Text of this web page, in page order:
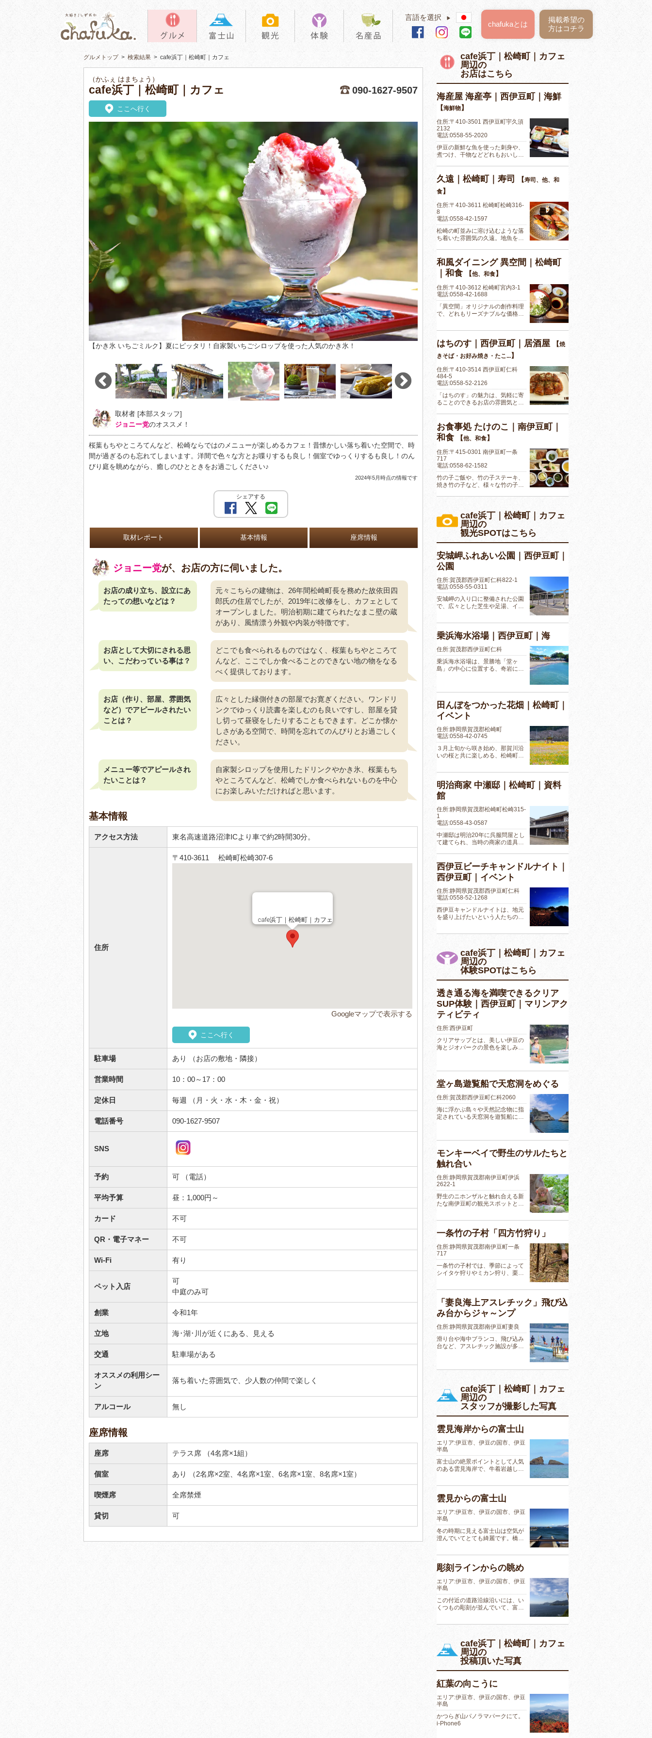
言語を選択 ▶
掲載希望の
方はコチラ
chafukaとは
グルメトップ> 検索結果 > cafe浜丁｜松崎町｜カフェ
（かふぇ はまちょう）
cafe浜丁｜松崎町｜カフェ 090-1627-9507
ここへ行く
【かき氷 いちごミルク】夏にピッタリ！自家製いちごシロップを使った人気のかき氷！
取材者 [本部スタッフ]
ジョニー党のオススメ！
桜葉もちやところてんなど、松崎ならではのメニューが楽しめるカフェ！昔懐かしい落ち着いた空間で、時
間が過ぎるのも忘れてしまいます。洋間で色々な方とお喋りするも良し！個室でゆっくりするも良し！のん
びり庭を眺めながら、癒しのひとときをお過ごしください♪
2024年5月時点の情報です
シェアする
取材レポート 基本情報 座席情報
ジョニー党が、お店の方に伺いました。
お店の成り立ち、設立にあ
たっての想いなどは？
元々こちらの建物は、26年間松崎町長を務めた故依田四
郎氏の住居でしたが、2019年に改修をし、カフェとして
オープンしました。明治初期に建てられたなまこ壁の蔵
があり、風情漂う外観や内装が特徴です。
お店として大切にされる思
い、こだわっている事は？
どこでも食べられるものではなく、桜葉もちやところて
んなど、ここでしか食べることのできない地の物をなる
べく提供しております。
お店（作り、部屋、雰囲気
など）でアピールされたい
ことは？
広々とした縁側付きの部屋でお寛ぎください。ワンドリ
ンクでゆっくり読書を楽しむのも良いですし、部屋を貸
し切って昼寝をしたりすることもできます。どこか懐か
しさがある空間で、時間を忘れてのんびりとお過ごしく
ださい。
メニュー等でアピールされ
たいことは？
自家製シロップを使用したドリンクやかき氷、桜葉もち
やところてんなど、松崎でしか食べられないものを中心
にお楽しみいただければと思います。
基本情報
アクセス方法 東名高速道路沼津ICより車で約2時間30分。
住所
〒410-3611 松崎町松崎307-6
cafe浜丁｜松崎町｜カフェ
Googleマップで表示する
ここへ行く
駐車場 あり （お店の敷地・隣接）
営業時間 10：00～17：00
定休日 毎週 （月・火・水・木・金・祝）
電話番号 090-1627-9507
SNS
予約 可 （電話）
平均予算 昼：1,000円～
カード 不可
QR・電子マネー 不可
Wi-Fi 有り
ペット入店
可
中庭のみ可
創業 令和1年
立地 海･湖･川が近くにある、見える
交通 駐車場がある
オススメの利用シー
ン
落ち着いた雰囲気で、少人数の仲間で楽しく
アルコール 無し
座席情報
座席 テラス席 （4名席×1組）
個室 あり （2名席×2室、4名席×1室、6名席×1室、8名席×1室）
喫煙席 全席禁煙
貸切 可
cafe浜丁｜松崎町｜カフェ
周辺の
お店はこちら
海産屋 海産亭｜西伊豆町｜海鮮
【海鮮物】
住所:〒410-3501 西伊豆町宇久須
2132
電話:0558-55-2020
伊豆の新鮮な魚を使った刺身や、
煮つけ、干物などどれもおいし…
久遠｜松崎町｜寿司 【寿司、他、和
食】
住所:〒410-3611 松崎町松崎316-
8
電話:0558-42-1597
松崎の町並みに溶け込むような落
ち着いた雰囲気の久遠。地魚を…
和風ダイニング 異空間｜松崎町
｜和食
【他、和食】
住所:〒410-3612 松崎町宮内3-1
電話:0558-42-1688
「異空間」オリジナルの創作料理
で、どれもリーズナブルな価格…
はちのす｜西伊豆町｜居酒屋 【焼
きそば・お好み焼き・たこ...】
住所:〒410-3514 西伊豆町仁科
484-5
電話:0558-52-2126
「はちのす」の魅力は、気軽に寄
ることのできるお店の雰囲気と…
お食事処 たけのこ｜南伊豆町｜
和食
【他、和食】
住所:〒415-0301 南伊豆町一条
717
電話:0558-62-1582
竹の子ご飯や、竹の子ステーキ、
焼き竹の子など、様々な竹の子…
cafe浜丁｜松崎町｜カフェ
周辺の
観光SPOTはこちら
安城岬ふれあい公園｜西伊豆町｜
公園
住所:賀茂郡西伊豆町仁科822-1
電話:0558-55-0311
安城岬の入り口に整備された公園
で、広々とした芝生や足湯、イ…
乗浜海水浴場｜西伊豆町｜海
住所:賀茂郡西伊豆町仁科
乗浜海水浴場は、景勝地「堂ヶ
島」の中心に位置する、奇岩に…
田んぼをつかった花畑｜松崎町｜
イベント
住所:静岡県賀茂郡松崎町
電話:0558-42-0745
３月上旬から咲き始め、那賀川沿
いの桜と共に楽しめる、松崎町…
明治商家 中瀬邸｜松崎町｜資料
館
住所:静岡県賀茂郡松崎町松崎315-
1
電話:0558-43-0587
中瀬邸は明治20年に呉服問屋とし
て建てられ、当時の商家の道具…
西伊豆ビーチキャンドルナイト｜
西伊豆町｜イベント
住所:静岡県賀茂郡西伊豆町仁科
電話:0558-52-1268
西伊豆キャンドルナイトは、地元
を盛り上げたいという人たちの…
cafe浜丁｜松崎町｜カフェ
周辺の
体験SPOTはこちら
透き通る海を満喫できるクリア
SUP体験｜西伊豆町｜マリンアク
ティビティ
住所:西伊豆町
クリアサップとは、美しい伊豆の
海とジオパークの景色を楽しみ…
堂ヶ島遊覧船で天窓洞をめぐる
住所:賀茂郡西伊豆町仁科2060
海に浮かぶ島々や天然記念物に指
定されている天窓洞を遊覧船に…
モンキーベイで野生のサルたちと
触れ合い
住所:静岡県賀茂郡南伊豆町伊浜
2622-1
野生のニホンザルと触れ合える新
たな南伊豆町の観光スポットと…
一条竹の子村「四方竹狩り」
住所:静岡県賀茂郡南伊豆町一条
717
一条竹の子村では、季節によって
シイタケ狩りやミカン狩り、栗…
「妻良海上アスレチック」飛び込
み台からジャ～ンプ
住所:静岡県賀茂郡南伊豆町妻良
滑り台や海中ブランコ、飛び込み
台など、アスレチック施設が多…
cafe浜丁｜松崎町｜カフェ
周辺の
スタッフが撮影した写真
雲見海岸からの富士山
エリア:伊豆市、伊豆の国市、伊豆
半島
富士山の絶景ポイントとして人気
のある雲見海岸で、牛着岩越し…
雲見からの富士山
エリア:伊豆市、伊豆の国市、伊豆
半島
冬の時期に見える富士山は空気が
澄んでいてとても綺麗です。橋…
彫刻ラインからの眺め
エリア:伊豆市、伊豆の国市、伊豆
半島
この付近の道路沿線沿いには、い
くつもの彫刻が並んでいて、富…
cafe浜丁｜松崎町｜カフェ
周辺の
投稿頂いた写真
紅葉の向こうに
エリア:伊豆市、伊豆の国市、伊豆
半島
かつらぎ山パノラマパークにて。
i-Phone6